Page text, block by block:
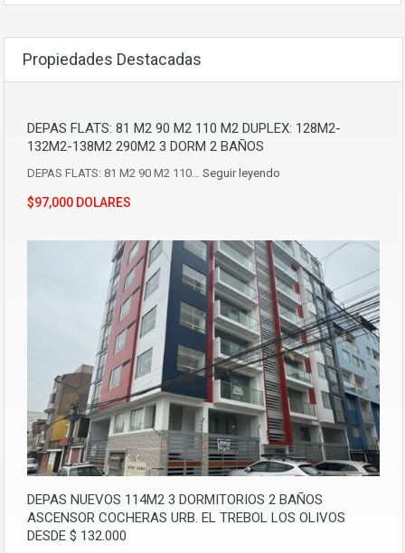
Propiedades Destacadas
DEPAS FLATS: 81 M2 90 M2 110 M2 DUPLEX: 128M2-
132M2-138M2 290M2 3 DORM 2 BAÑOS
DEPAS FLATS: 81 M2 90 M2 110… Seguir leyendo
$97,000 DOLARES
DEPAS NUEVOS 114M2 3 DORMITORIOS 2 BAÑOS
ASCENSOR COCHERAS URB. EL TREBOL LOS OLIVOS
DESDE $ 132.000